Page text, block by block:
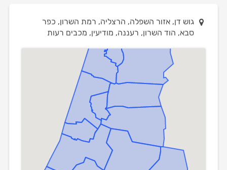
גוש דן, אזור השפלה, הרצליה, רמת השרון, כפר
סבא, הוד השרון, רעננה, מודיעין, מכבים רעות